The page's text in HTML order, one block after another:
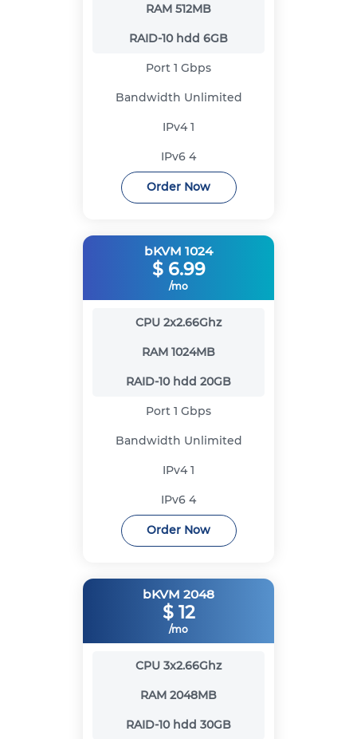
RAM 512MB
RAID-10 hdd 6GB
Port 1 Gbps
Bandwidth Unlimited
IPv41
IPv6 4
Order Now
bKVM 1024
$ 6.99
/mo
CPU 2x2.66Ghz
RAM 1024MB
RAID-10 hdd 20GB
Port 1 Gbps
Bandwidth Unlimited
IPv41
IPv6 4
Order Now
bKVM 2048
$ 12
/mo
CPU 3x2.66Ghz
RAM 2048MB
RAID-10 hdd 30GB